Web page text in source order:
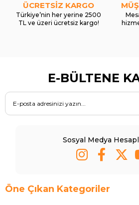
ÜCRETSİZ KARGO
Türkiye’nin her yerine 2500
TL ve üzeri ücretsiz kargo!
E-BÜLTENE
Sosyal Medya
Öne Çıkan Kategoriler